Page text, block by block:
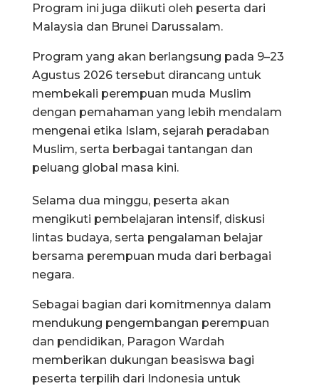
Program ini juga diikuti oleh peserta dari
Malaysia dan Brunei Darussalam.
Program yang akan berlangsung pada 9–23
Agustus 2026 tersebut dirancang untuk
membekali perempuan muda Muslim
dengan pemahaman yang lebih mendalam
mengenai etika Islam, sejarah peradaban
Muslim, serta berbagai tantangan dan
peluang global masa kini.
Selama dua minggu, peserta akan
mengikuti pembelajaran intensif, diskusi
lintas budaya, serta pengalaman belajar
bersama perempuan muda dari berbagai
negara.
Sebagai bagian dari komitmennya dalam
mendukung pengembangan perempuan
dan pendidikan, Paragon Wardah
memberikan dukungan beasiswa bagi
peserta terpilih dari Indonesia untuk